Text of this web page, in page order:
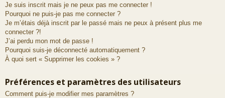
Je suis inscrit mais je ne peux pas me connecter !
Pourquoi ne puis-je pas me connecter ?
Je m’étais déjà inscrit par le passé mais ne peux à présent plus me
connecter ?!
J’ai perdu mon mot de passe !
Pourquoi suis-je déconnecté automatiquement ?
À quoi sert « Supprimer les cookies » ?
Préférences et paramètres des utilisateurs
Comment puis-je modifier mes paramètres ?